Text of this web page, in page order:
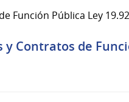
Función Pública Ley
y Contratos de